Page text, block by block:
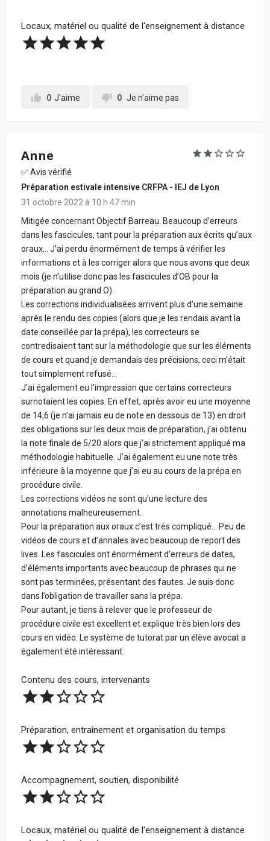
Locaux, matériel ou qualité de l'enseignement à distance
0 J'aime 0 Je n'aime pas
Anne
✅ Avis vérifié
Préparation estivale intensive CRFPA - IEJ de Lyon
31 octobre 2022 à 10 h 47 min
Mitigée concernant Objectif Barreau. Beaucoup d’erreurs
dans les fascicules, tant pour la préparation aux écrits qu’aux
oraux… J’ai perdu énormément de temps à vérifier les
informations et à les corriger alors que nous avons que deux
mois (je n’utilise donc pas les fascicules d’OB pour la
préparation au grand O).
Les corrections individualisées arrivent plus d’une semaine
après le rendu des copies (alors que je les rendais avant la
date conseillée par la prépa), les correcteurs se
contredisaient tant sur la méthodologie que sur les éléments
de cours et quand je demandais des précisions, ceci m’était
tout simplement refusé…
J’ai également eu l’impression que certains correcteurs
surnotaient les copies. En effet, après avoir eu une moyenne
de 14,6 (je n’ai jamais eu de note en dessous de 13) en droit
des obligations sur les deux mois de préparation, j’ai obtenu
la note finale de 5/20 alors que j’ai strictement appliqué ma
méthodologie habituelle. J’ai également eu une note très
inférieure à la moyenne que j’ai eu au cours de la prépa en
procédure civile.
Les corrections vidéos ne sont qu’une lecture des
annotations malheureusement.
Pour la préparation aux oraux c’est très compliqué… Peu de
vidéos de cours et d’annales avec beaucoup de report des
lives. Les fascicules ont énormément d’erreurs de dates,
d’éléments importants avec beaucoup de phrases qui ne
sont pas terminées, présentant des fautes. Je suis donc
dans l’obligation de travailler sans la prépa.
Pour autant, je tiens à relever que le professeur de
procédure civile est excellent et explique très bien lors des
cours en vidéo. Le système de tutorat par un élève avocat a
également été intéressant.
Contenu des cours, intervenants
Préparation, entraînement et organisation du temps
Accompagnement, soutien, disponibilité
Locaux, matériel ou qualité de l'enseignement à distance